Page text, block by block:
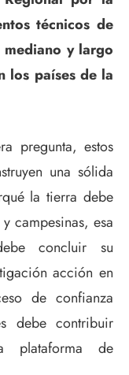
técnicos de
y largo
los países de la
pregunta, estos
una sólida
la tierra debe
campesinas, esa
concluir su
acción en
de confianza
debe contribuir
plataforma de